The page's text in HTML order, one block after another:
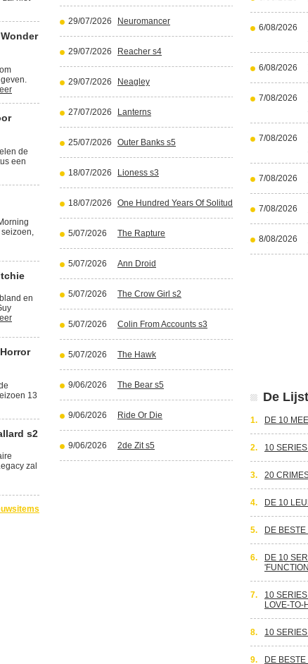
de
een
en
13
s2
zal
29/07/2026 Neuromancer
29/07/2026 Reacher s4
29/07/2026 Neagley
27/07/2026 Lanterns
25/07/2026 Outer Banks s5
18/07/2026 Lioness s3
18/07/2026 One Hundred Years Of Solitude part 2
5/07/2026 The Rapture
5/07/2026 Ann Droid
5/07/2026 The Crow Girl s2
5/07/2026 Colin From Accounts s3
5/07/2026 The Hawk
9/06/2026 The Bear s5
9/06/2026 Ride Or Die
9/06/2026 2de Zit s5
6/08/2026
6/08/2026
7/08/2026
7/08/2026
7/08/2026
7/08/2026
8/08/2026
De
1. DE 10
2. 10
3. 20
4. DE 10
5. DE
6.
DE 10
7.
10
LOVE-TO-
8. 10
9. DE